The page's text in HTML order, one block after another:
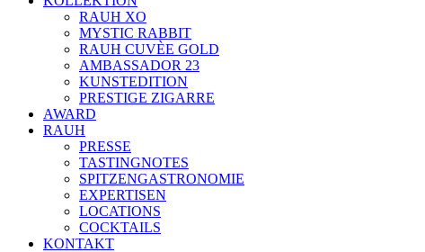
RAUH XO
MYSTIC RABBIT
RAUH CUVÈE GOLD
AMBASSADOR 23
KUNSTEDITION
PRESTIGE ZIGARRE
AWARD
RAUH
PRESSE
TASTINGNOTES
SPITZENGASTRONOMIE
EXPERTISEN
LOCATIONS
COCKTAILS
KONTAKT